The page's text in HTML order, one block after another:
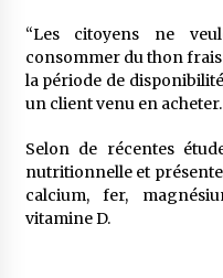
“Les citoyens ne
consommer du thon
la période de
un client venu en acheter.
Selon de récentes
nutritionnelle et
calcium, fer,
vitamine D.